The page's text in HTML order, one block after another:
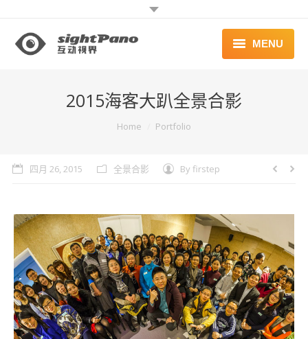
MENU
案例 | WORKS
2015海客大趴全景合影
Home Portfolio
四月 26, 2015 全景合影 By firstep